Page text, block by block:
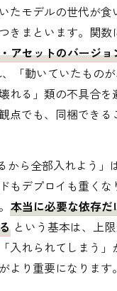
たモデルの世代が食
きまといます。関数
アセットのバージョ
、「動いていたもの
れる」類の不具合を
点でも、同梱できる
から全部入れよう」
もデプロイも重くな
本当に必要な依存
という基本は、上
入れられてしまう
より重要になります。